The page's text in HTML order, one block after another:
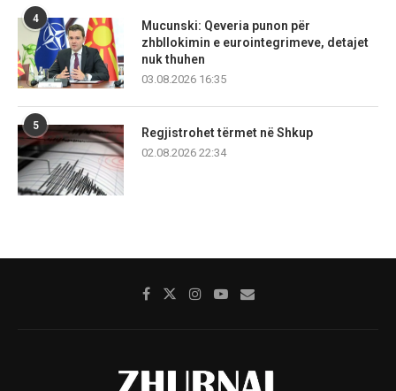
4
Mucunski: Qeveria punon për
zhbllokimin e eurointegrimeve, detajet
nuk thuhen
03.08.2026 16:35
5
Regjistrohet tërmet në Shkup
02.08.2026 22:34